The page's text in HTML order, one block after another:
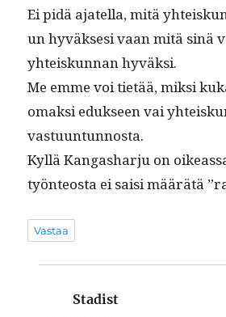
Ei pidä ajatel­la, mitä
un hyväk­sesi vaan mitä sinä
yhteiskun­nan hyväksi.
Me emme voi tietää, mik­si
omak­si eduk­seen vai
vastuuntunnosta.
Kyl­lä Kan­gashar­ju on
työn­teosta ei saisi määrätä
Vastaa
Stadist